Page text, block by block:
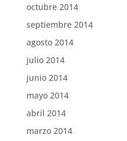
octubre 2014
septiembre 2014
agosto 2014
julio 2014
junio 2014
mayo 2014
abril 2014
marzo 2014